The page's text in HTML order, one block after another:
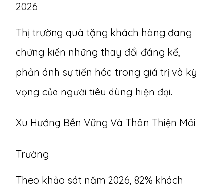
2026
Thị trường quà tặng khách hàng đang
chứng kiến những thay đổi đáng kể,
phản ánh sự tiến hóa trong giá trị và kỳ
vọng của người tiêu dùng hiện đại.
Xu Hướng Bền Vững Và Thân Thiện Môi
Trường
Theo khảo sát năm 2026, 82% khách